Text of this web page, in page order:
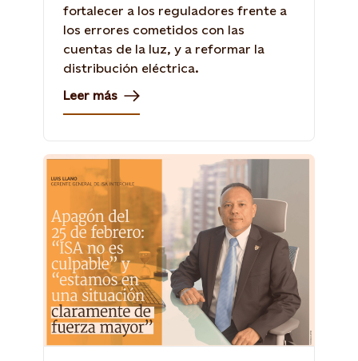
fortalecer a los reguladores frente a
los errores cometidos con las
cuentas de la luz, y a reformar la
distribución eléctrica.
Leer más